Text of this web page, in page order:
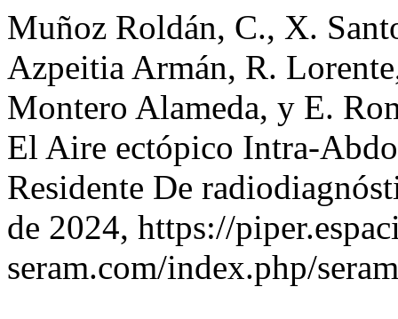
Muñoz Roldán, C., X.
Azpeitia Armán, R.
Montero Alameda, y E.
El Aire ectópico Intra-
Residente De
de 2024, https://
seram.com/index.php/